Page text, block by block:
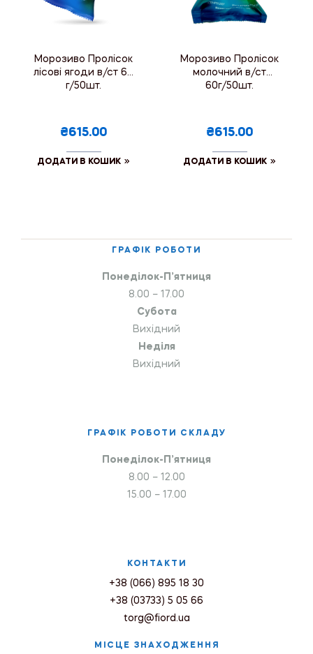
Морозиво Пролісок
лісові ягоди в/ст 60
г/50шт.
₴615.00
ДОДАТИ В КОШИК
Морозиво Пролісок
молочний в/ст
60г/50шт.
₴615.00
ДОДАТИ В КОШИК
ГРАФІК РОБОТИ
Понеділок-П’ятниця
8.00 – 17.00
Субота
Вихідний
Неділя
Вихідний
ГРАФІК РОБОТИ СКЛАДУ
Понеділок-П’ятниця
8.00 – 12.00
15.00 – 17.00
КОНТАКТИ
+38 (066) 895 18 30
+38 (03733) 5 05 66
torg@fiord.ua
МІСЦЕ ЗНАХОДЖЕННЯ